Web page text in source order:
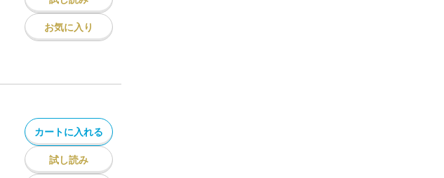
お気に入り
カートに入れる
試し読み